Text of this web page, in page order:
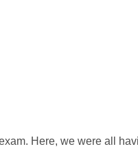
Here, we were all